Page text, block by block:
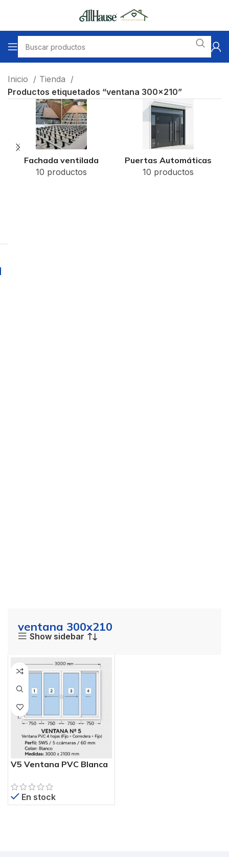
Inicio
Tienda
Productos etiquetados “ventana 300x210”
Fachada ventilada
10 productos
Puertas Automáticas
10 productos
ventana 300x210
Show sidebar
V5 Ventana PVC Blanca
Correderas + 2 Fijos) –
Perfil SWS
En stock